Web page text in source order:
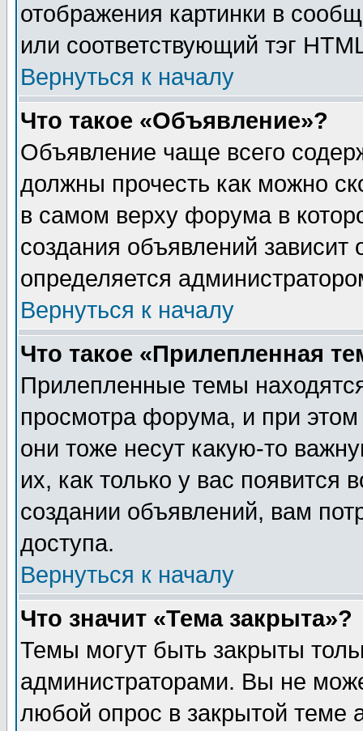
отображения картинки в
или соответствующий тэг
Вернуться к началу
Что такое «Объявление»?
Объявление чаще всего
должны прочесть как можно
в самом верху форума в
создания объявлений зависит
определяется
Вернуться к началу
Что такое «Прилепленная
Прилепленные темы
просмотра форума, и при
они тоже несут какую-то
их, как только у вас появится
создании объявлений, вам
доступа.
Вернуться к началу
Что значит «Тема закрыта»?
Темы могут быть закрыты
администраторами. Вы не
любой опрос в закрытой теме